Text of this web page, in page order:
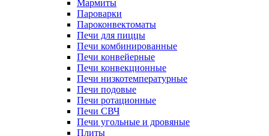
Мармиты
Пароварки
Пароконвектоматы
Печи для пиццы
Печи комбинированные
Печи конвейерные
Печи конвекционные
Печи низкотемпературные
Печи подовые
Печи ротационные
Печи СВЧ
Печи угольные и дровяные
Плиты